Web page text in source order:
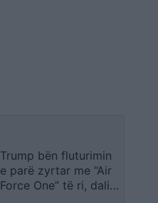
Trump bën fluturimin
e parë zyrtar me “Air
Force One” të ri, dalin